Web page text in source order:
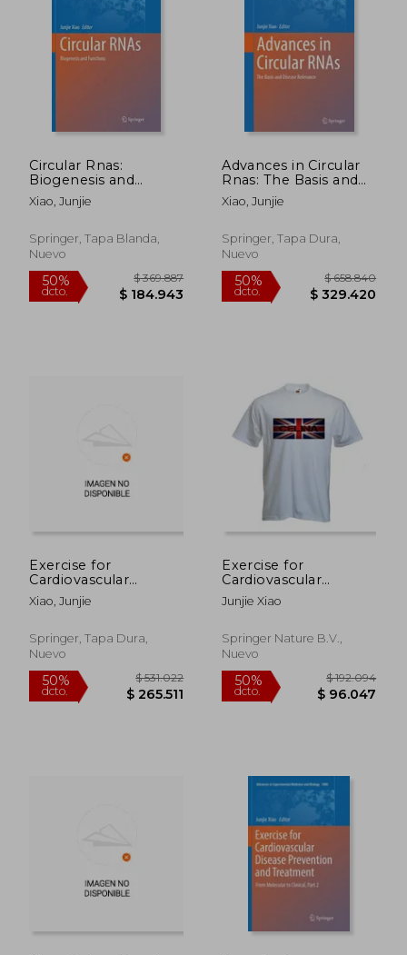
50%
dcto.
$ 484.983
$ 242.492
50%
dcto.
Circular Rnas:
Biogenesis and
Functions (en Inglés)
Xiao, Junjie
Springer, Tapa Blanda,
Nuevo
Advances in Circular
Rnas: The Basis and
Disease Relevance
(en Inglés)
Xiao, Junjie
Springer, Tapa Dura,
Nuevo
50%
dcto.
Exercise for
Cardiovascular
Disease Prevention
and Treatment: From
Part 2 (en Inglés)
Xiao, Junjie
Springer, Tapa Dura,
Nuevo
dcto. $ 265.511
Exercise for
Cardiovascular
Disease Prevention
and Treatment: From
Part 1 (en Inglés)
Junjie Xiao
Springer Nature B.V.,
Nuevo
dcto.